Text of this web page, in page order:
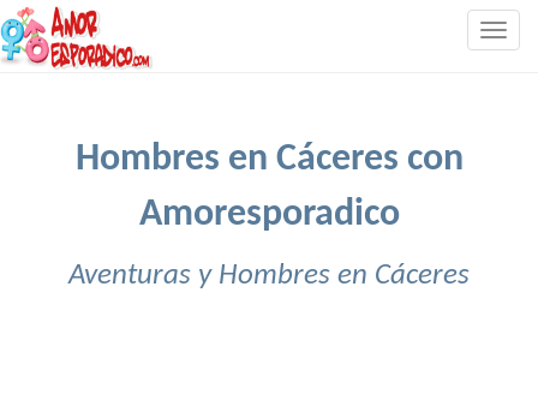
Hombres en Cáceres con
Amoresporadico
Aventuras y Hombres en Cáceres